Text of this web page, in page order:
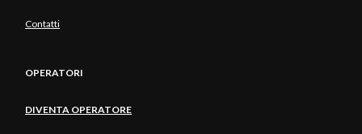
Contatti
OPERATORI
DIVENTA OPERATORE